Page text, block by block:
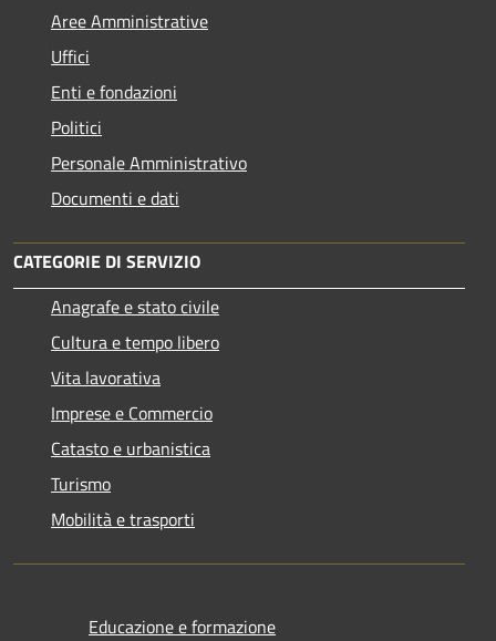
Aree Amministrative
Uffici
Enti e fondazioni
Politici
Personale Amministrativo
Documenti e dati
CATEGORIE DI SERVIZIO
Anagrafe e stato civile
Cultura e tempo libero
Vita lavorativa
Imprese e Commercio
Catasto e urbanistica
Turismo
Mobilità e trasporti
Educazione e formazione